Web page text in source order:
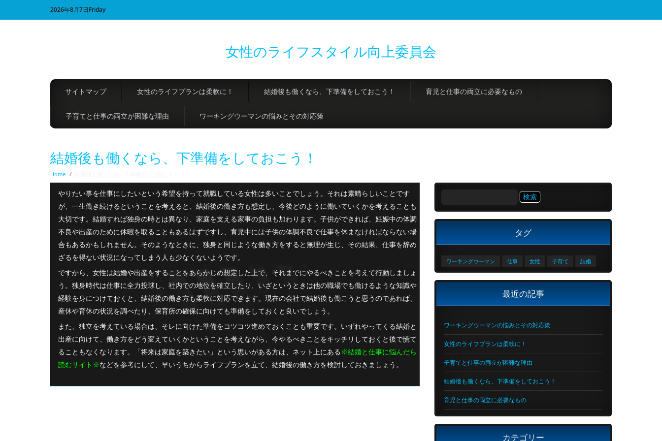
2026年8月7日Friday
女性のライフスタイル向上委員会
サイトマップ 女性のライフプランは柔軟に！ 結婚後も働くなら、下準備をしておこう！ 育児と仕事の両立に必要なもの
子育てと仕事の両立が困難な理由 ワーキングウーマンの悩みとその対応策
結婚後も働くなら、下準備をしておこう！
Home /
やりたい事を仕事にしたいという希望を持って就職している女性は多いことでしょう。それは素晴らしいことです
が、一生働き続けるということを考えると、結婚後の働き方も想定し、今後どのように働いていくかを考えることも
大切です。結婚すれば独身の時とは異なり、家庭を支える家事の負担も加わります。子供ができれば、妊娠中の体調
不良や出産のために休暇を取ることもあるはずですし、育児中には子供の体調不良で仕事を休まなければならない場
合もあるかもしれません。そのようなときに、独身と同じような働き方をすると無理が生じ、その結果、仕事を辞め
ざるを得ない状況になってしまう人も少なくないようです。
ですから、女性は結婚や出産をすることをあらかじめ想定した上で、それまでにやるべきことを考えて行動しましょ
う。独身時代は仕事に全力投球し、社内での地位を確立したり、いざというときは他の職場でも働けるような知識や
経験を身につけておくと、結婚後の働き方も柔軟に対応できます。現在の会社で結婚後も働こうと思うのであれば、
産休や育休の状況を調べたり、保育所の確保に向けても準備をしておくと良いでしょう。
また、独立を考えている場合は、そレに向けた準備をコツコツ進めておくことも重要です。いずれやってくる結婚と
出産に向けて、働き方をどう変えていくかということを考えながら、今やるべきことをキッチリしておくと後で慌て
ることもなくなります。「将来は家庭を築きたい」という思いがある方は、ネット上にある ※結婚と仕事に悩んだら
読むサイト ※などを参考にして、早いうちからライフプランを立て、結婚後の働き方を検討しておきましょう。
タグ
ワーキングウーマン 仕事 女性 子育て 結婚
最近の記事
ワーキングウーマンの悩みとその対応策
女性のライフプランは柔軟に！
子育てと仕事の両立が困難な理由
結婚後も働くなら、下準備をしておこう！
育児と仕事の両立に必要なもの
カテゴリー